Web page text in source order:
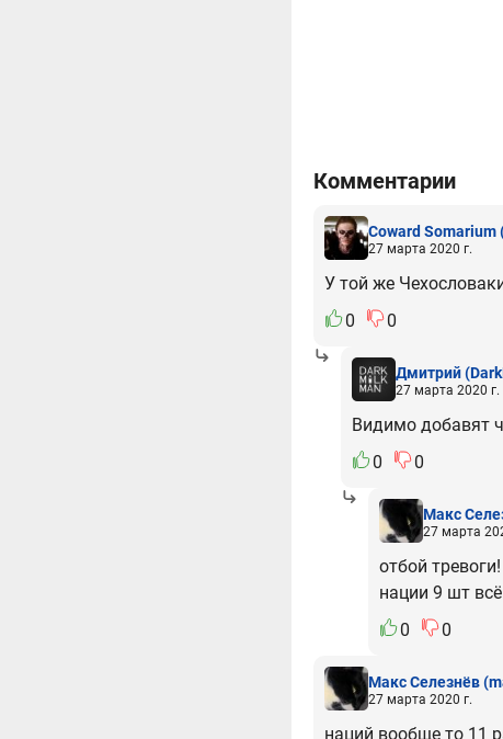
Комментарии
Coward Somarium
27 марта 2020 г.
У той же
0
0
Дмитрий
27 марта 2020 г.
Видимо добавят
0
0
Макс
27 марта
отбой
нации 9 шт
0
0
Макс Селезнёв
27 марта 2020 г.
наций вообще то 11